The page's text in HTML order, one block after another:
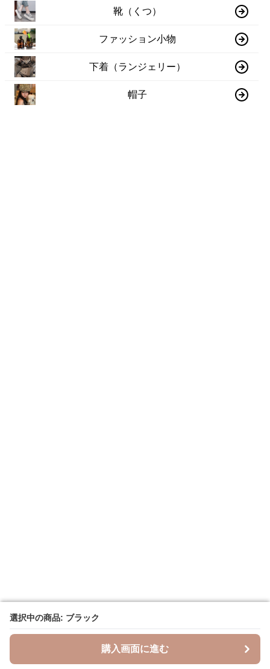
選択中の商品: ブラック
購入画面に進む
選択中の商品: ブラック
購入画面に進む
靴（くつ）
ファッション小物
下着（ランジェリー）
帽子